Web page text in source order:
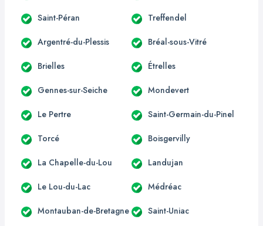
Saint-Péran Treffendel
Argentré-du-Plessis Bréal-sous-Vitré
Brielles Étrelles
Gennes-sur-Seiche Mondevert
Le Pertre Saint-Germain-du-Pinel
Torcé Boisgervilly
La Chapelle-du-Lou Landujan
Le Lou-du-Lac Médréac
Montauban-de-Bretagne Saint-Uniac